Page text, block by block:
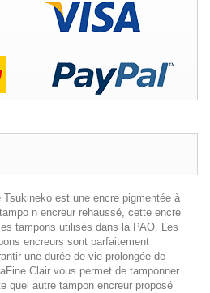
Tsukineko est une encre pigmentée à
n encreur rehaussé, cette encre
tampons utilisés dans la PAO. Les
encreurs sont parfaitement
une durée de vie prolongée de
Clair vous permet de tamponner
quel autre tampon encreur proposé